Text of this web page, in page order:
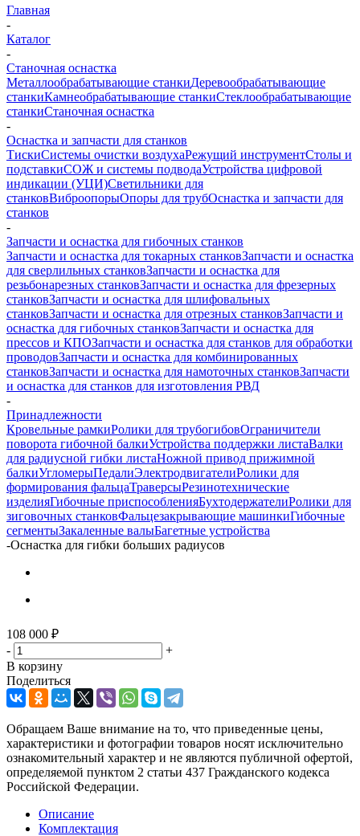
Главная
-
Каталог
-
Станочная оснастка
Металлообрабатывающие станкиДеревообрабатывающие
станкиКамнеобрабатывающие станкиСтеклообрабатывающие
станкиСтаночная оснастка
-
Оснастка и запчасти для станков
ТискиСистемы очистки воздухаРежущий инструментСтолы и
подставкиСОЖ и системы подводаУстройства цифровой
индикации (УЦИ)Светильники для
станковВиброопорыОпоры для трубОснастка и запчасти для
станков
-
Запчасти и оснастка для гибочных станков
Запчасти и оснастка для токарных станковЗапчасти и оснастка
для сверлильных станковЗапчасти и оснастка для
резьбонарезных станковЗапчасти и оснастка для фрезерных
станковЗапчасти и оснастка для шлифовальных
станковЗапчасти и оснастка для отрезных станковЗапчасти и
оснастка для гибочных станковЗапчасти и оснастка для
прессов и КПОЗапчасти и оснастка для станков для обработки
проводовЗапчасти и оснастка для комбинированных
станковЗапчасти и оснастка для намоточных станковЗапчасти
и оснастка для станков для изготовления РВД
-
Принадлежности
Кровельные рамкиРолики для трубогибовОграничители
поворота гибочной балкиУстройства поддержки листаВалки
для радиусной гибки листаНожной привод прижимной
балкиУгломерыПедалиЭлектродвигателиРолики для
формирования фальцаТраверсыРезинотехнические
изделияГибочные приспособленияБухтодержателиРолики для
зиговочных станковФальцезакрывающие машинкиГибочные
сегментыЗакаленные валыБагетные устройства
-Оснастка для гибки больших радиусов
108 000 ₽
-
+
В корзину
Поделиться
Обращаем Ваше внимание на то, что приведенные цены,
характеристики и фотографии товаров носят исключительно
ознакомительный характер и не являются публичной офертой,
определяемой пунктом 2 статьи 437 Гражданского кодекса
Российской Федерации.
Описание
Комплектация